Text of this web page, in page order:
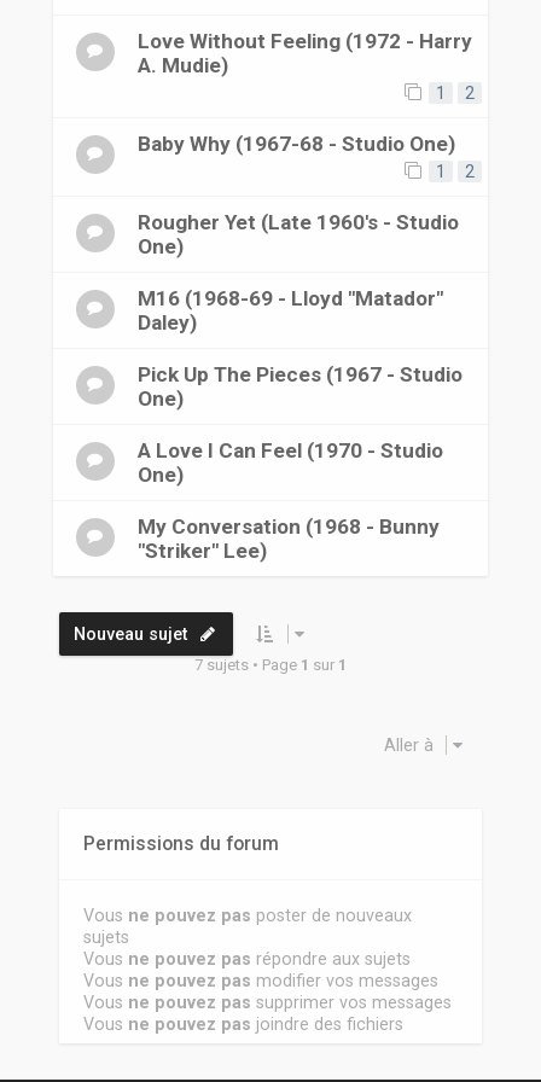
Love Without Feeling (1972 - Harry
A. Mudie)
1 2
Baby Why (1967-68 - Studio One)
1 2
Rougher Yet (Late 1960's - Studio
One)
M16 (1968-69 - Lloyd "Matador"
Daley)
Pick Up The Pieces (1967 - Studio
One)
A Love I Can Feel (1970 - Studio
One)
My Conversation (1968 - Bunny
"Striker" Lee)
Nouveau sujet
7 sujets • Page 1 sur 1
Aller à
Permissions du forum
Vous ne pouvez pas poster de nouveaux
sujets
Vous ne pouvez pas répondre aux sujets
Vous ne pouvez pas modifier vos messages
Vous ne pouvez pas supprimer vos messages
Vous ne pouvez pas joindre des fichiers